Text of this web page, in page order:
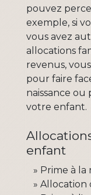
pouvez
exemple, si
vous avez
allocations
revenus,
pour faire
naissance
votre enfant.
enfant
Prime à la
Allocation